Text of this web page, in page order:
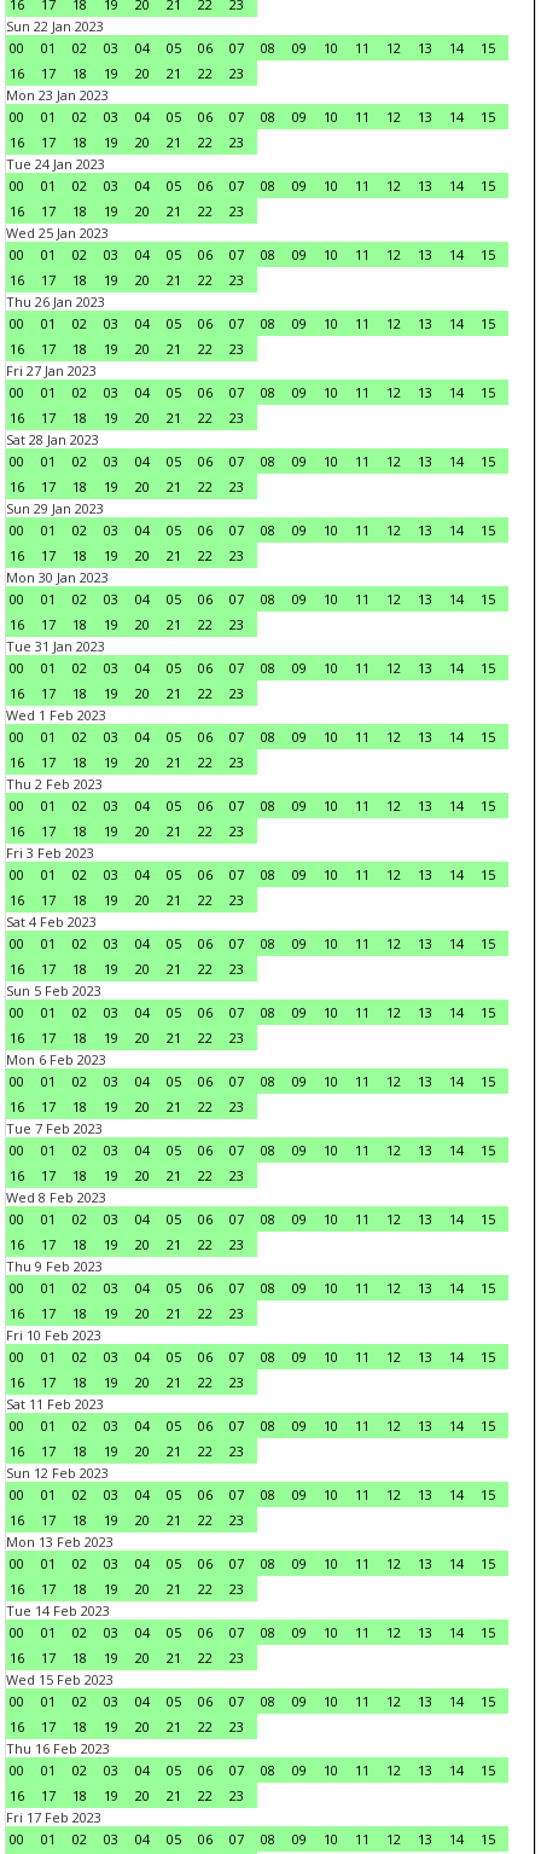
16
17 18 19 20 21 22
23
Sun 22 Jan 2023
00
01 02 03 04 05 06 07 08 09 10 11 12 13 14
15
16
17 18 19 20 21 22
23
Mon 23 Jan 2023
00
01 02 03 04 05 06 07 08 09 10 11 12 13 14
15
16
17 18 19 20 21 22
23
Tue 24 Jan 2023
00
01 02 03 04 05 06 07 08 09 10 11 12 13 14
15
16
17 18 19 20 21 22
23
Wed 25 Jan 2023
00
01 02 03 04 05 06 07 08 09 10 11 12 13 14
15
16
17 18 19 20 21 22
23
Thu 26 Jan 2023
00
01 02 03 04 05 06 07 08 09 10 11 12 13 14
15
16
17 18 19 20 21 22
23
Fri 27 Jan 2023
00
01 02 03 04 05 06 07 08 09 10 11 12 13 14
15
16
17 18 19 20 21 22
23
Sat 28 Jan 2023
00
01 02 03 04 05 06 07 08 09 10 11 12 13 14
15
16
17 18 19 20 21 22
23
Sun 29 Jan 2023
00
01 02 03 04 05 06 07 08 09 10 11 12 13 14
15
16
17 18 19 20 21 22
23
Mon 30 Jan 2023
00
01 02 03 04 05 06 07 08 09 10 11 12 13 14
15
16
17 18 19 20 21 22
23
Tue 31 Jan 2023
00
01 02 03 04 05 06 07 08 09 10 11 12 13 14
15
16
17 18 19 20 21 22
23
Wed 1 Feb 2023
00
01 02 03 04 05 06 07 08 09 10 11 12 13 14
15
16
17 18 19 20 21 22
23
Thu 2 Feb 2023
00
01 02 03 04 05 06 07 08 09 10 11 12 13 14
15
16
17 18 19 20 21 22
23
Fri 3 Feb 2023
00
01 02 03 04 05 06 07 08 09 10 11 12 13 14
15
16
17 18 19 20 21 22
23
Sat 4 Feb 2023
00
01 02 03 04 05 06 07 08 09 10 11 12 13 14
15
16
17 18 19 20 21 22
23
Sun 5 Feb 2023
00
01 02 03 04 05 06 07 08 09 10 11 12 13 14
15
16
17 18 19 20 21 22
23
Mon 6 Feb 2023
00
01 02 03 04 05 06 07 08 09 10 11 12 13 14
15
16
17 18 19 20 21 22
23
Tue 7 Feb 2023
00
01 02 03 04 05 06 07 08 09 10 11 12 13 14
15
16
17 18 19 20 21 22
23
Wed 8 Feb 2023
00
01 02 03 04 05 06 07 08 09 10 11 12 13 14
15
16
17 18 19 20 21 22
23
Thu 9 Feb 2023
00
01 02 03 04 05 06 07 08 09 10 11 12 13 14
15
16
17 18 19 20 21 22
23
Fri 10 Feb 2023
00
01 02 03 04 05 06 07 08 09 10 11 12 13 14
15
16
17 18 19 20 21 22
23
Sat 11 Feb 2023
00
01 02 03 04 05 06 07 08 09 10 11 12 13 14
15
16
17 18 19 20 21 22
23
Sun 12 Feb 2023
00
01 02 03 04 05 06 07 08 09 10 11 12 13 14
15
16
17 18 19 20 21 22
23
Mon 13 Feb 2023
00
01 02 03 04 05 06 07 08 09 10 11 12 13 14
15
16
17 18 19 20 21 22
23
Tue 14 Feb 2023
00
01 02 03 04 05 06 07 08 09 10 11 12 13 14
15
16
17 18 19 20 21 22
23
Wed 15 Feb 2023
00
01 02 03 04 05 06 07 08 09 10 11 12 13 14
15
16
17 18 19 20 21 22
23
Thu 16 Feb 2023
00
01 02 03 04 05 06 07 08 09 10 11 12 13 14
15
16
17 18 19 20 21 22
23
Fri 17 Feb 2023
00
01 02 03 04 05 06 07 08 09 10 11 12 13 14
15